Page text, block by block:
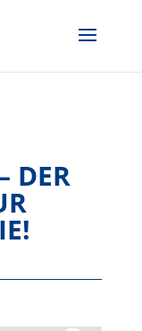
DER